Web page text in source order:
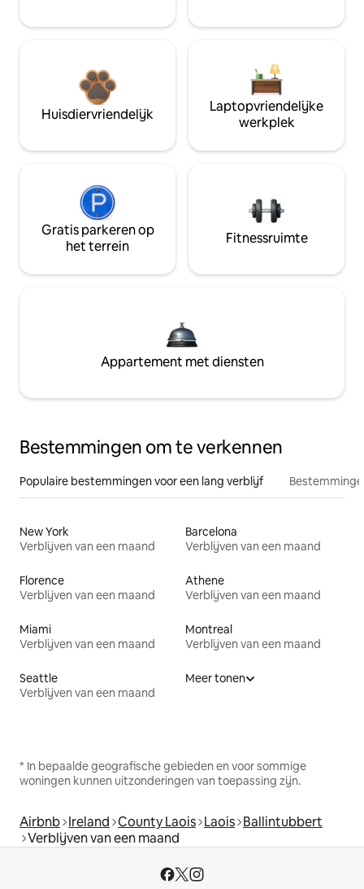
Huisdiervriendelijk
Laptopvriendelijke
werkplek
Gratis parkeren op
het terrein
Fitnessruimte
Appartement met diensten
Bestemmingen om te verkennen
Populaire bestemmingen voor een lang verblijf
New York
Verblijven van een maand
Barcelona
Verblijven van een maand
Florence
Verblijven van een maand
Athene
Verblijven van een maand
Miami
Verblijven van een maand
Montreal
Verblijven van een maand
Seattle
Verblijven van een maand
Meer tonen
* In bepaalde geografische gebieden en voor sommige
woningen kunnen uitzonderingen van toepassing zijn.
Airbnb Ireland County Laois Laois Ballintubbert
Verblijven van een maand